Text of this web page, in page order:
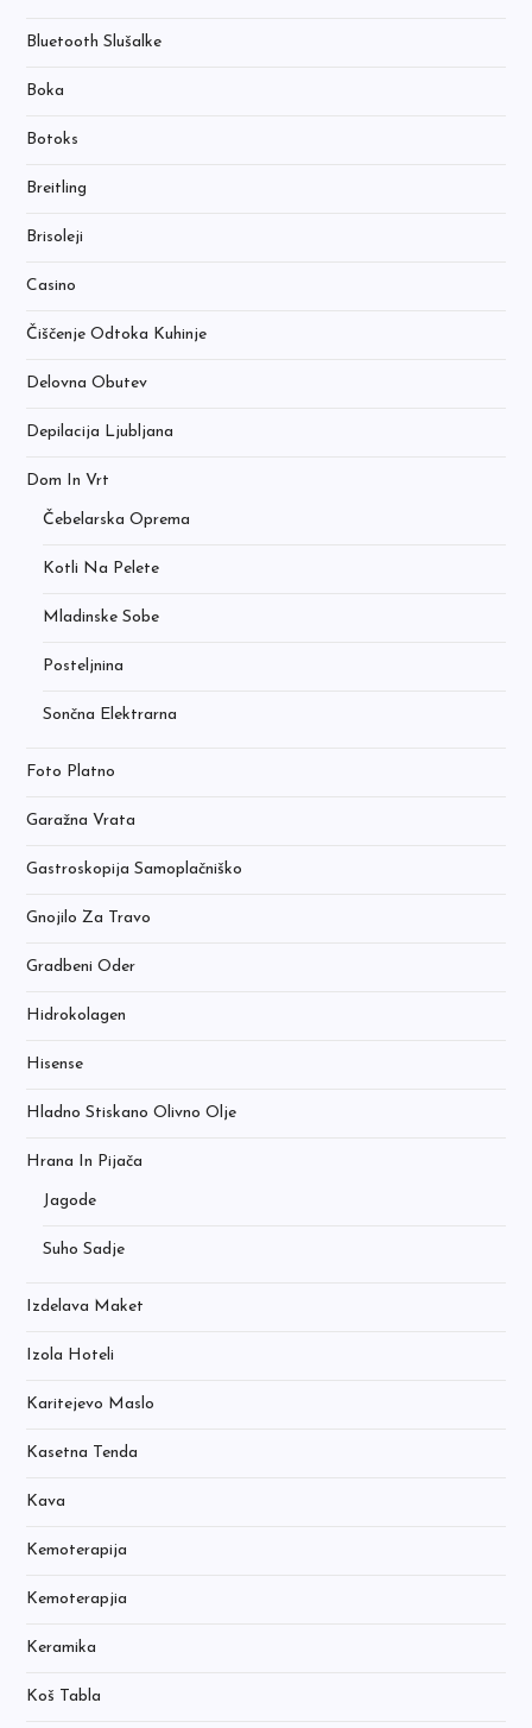
Bluetooth Slušalke
Boka
Botoks
Breitling
Brisoleji
Casino
Čiščenje Odtoka Kuhinje
Delovna Obutev
Depilacija Ljubljana
Dom In Vrt
Čebelarska Oprema
Kotli Na Pelete
Mladinske Sobe
Posteljnina
Sončna Elektrarna
Foto Platno
Garažna Vrata
Gastroskopija Samoplačniško
Gnojilo Za Travo
Gradbeni Oder
Hidrokolagen
Hisense
Hladno Stiskano Olivno Olje
Hrana In Pijača
Jagode
Suho Sadje
Izdelava Maket
Izola Hoteli
Karitejevo Maslo
Kasetna Tenda
Kava
Kemoterapija
Kemoterapjia
Keramika
Koš Tabla